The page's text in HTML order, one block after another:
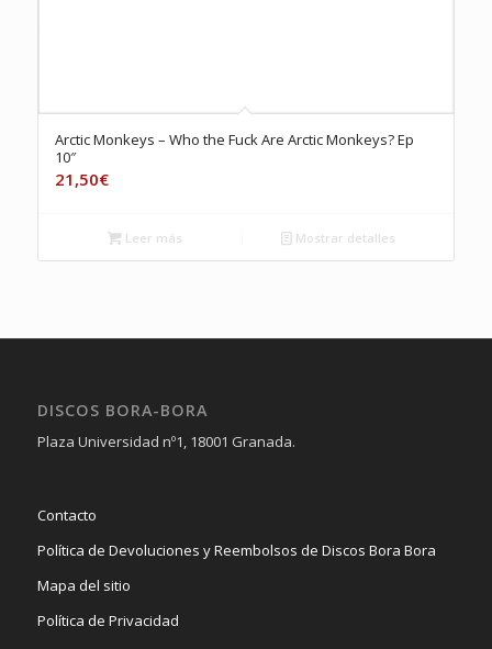
Arctic Monkeys – Who the Fuck Are Arctic Monkeys? Ep
10″
21,50€
Leer más Mostrar detalles
DISCOS BORA-BORA
Plaza Universidad nº1, 18001 Granada.
Contacto
Política de Devoluciones y Reembolsos de Discos Bora Bora
Mapa del sitio
Política de Privacidad